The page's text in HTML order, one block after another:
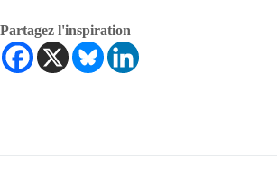
Partagez l'inspiration